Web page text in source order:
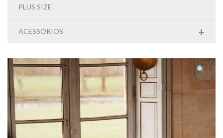
PLUS SIZE
+
ACESSÓRIOS